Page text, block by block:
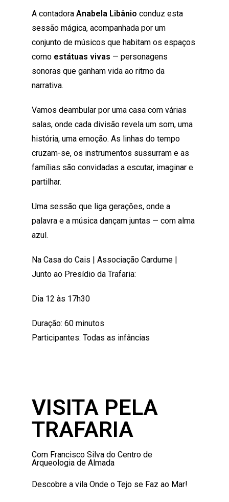
A contadoraAnabela Libânio conduz esta
sessão mágica, acompanhada por um
conjunto de músicos que habitam os espaços
como estátuas vivas — personagens
sonoras que ganham vida ao ritmo da
narrativa.
Vamos deambular por uma casa com várias
salas, onde cada divisão revela um som, uma
história, uma emoção. As linhas do tempo
cruzam-se, os instrumentos sussurram e as
famílias são convidadas a escutar, imaginar e
partilhar.
Uma sessão que liga gerações, onde a
palavra e a música dançam juntas — com alma
azul.
Na Casa do Cais | Associação Cardume |
Junto ao Presídioda Trafaria:
Dia 12 às 17h30
Duração: 60 minutos
Participantes: Todas as infâncias
VISITA PELA
TRAFARIA
Com Francisco Silva do Centro de
Arqueologia de Almada
Descobre a vila Onde o Tejo se Faz ao Mar!